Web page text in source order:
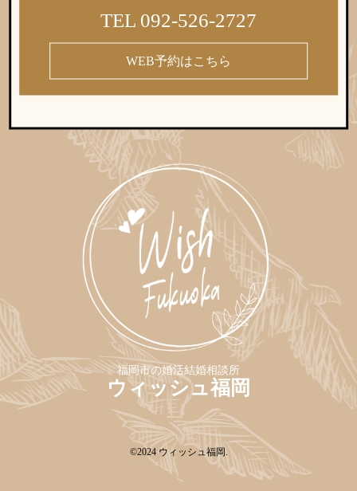
TEL 092-526-2727
WEB予約はこちら
福岡市の婚活結婚相談所
ウィッシュ福岡
©2024ウィッシュ福岡.